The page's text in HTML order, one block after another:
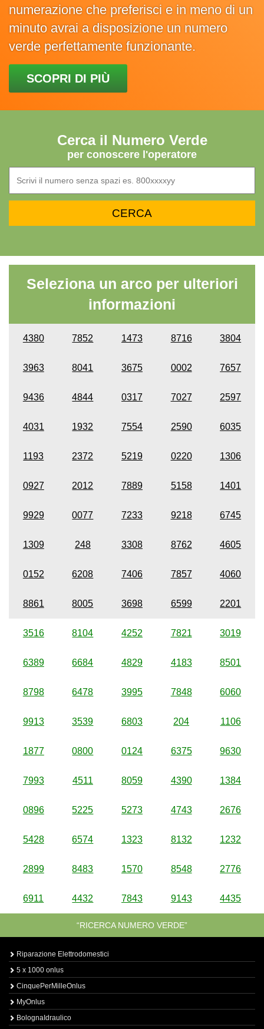
numerazione che preferisci e in meno di un
minuto avrai a disposizione un numero
verde perfettamente funzionante.
SCOPRI DI PIÙ
Cerca il Numero Verde
per conoscere l'operatore
Seleziona un arco per ulteriori
informazioni
4380 7852 1473 8716 3804
3963 8041 3675 0002 7657
9436 4844 0317 7027 2597
4031 1932 7554 2590 6035
1193 2372 5219 0220 1306
0927 2012 7889 5158 1401
9929 0077 7233 9218 6745
1309 248 3308 8762 4605
0152 6208 7406 7857 4060
8861 8005 3698 6599 2201
3516 8104 4252 7821 3019
6389 6684 4829 4183 8501
8798 6478 3995 7848 6060
9913 3539 6803 204 1106
1877 0800 0124 6375 9630
7993 4511 8059 4390 1384
0896 5225 5273 4743 2676
5428 6574 1323 8132 1232
2899 8483 1570 8548 2776
6911 4432 7843 9143 4435
“RICERCA NUMERO VERDE”
Riparazione Elettrodomestici
5 x 1000 onlus
CinquePerMilleOnlus
MyOnlus
BolognaIdraulico